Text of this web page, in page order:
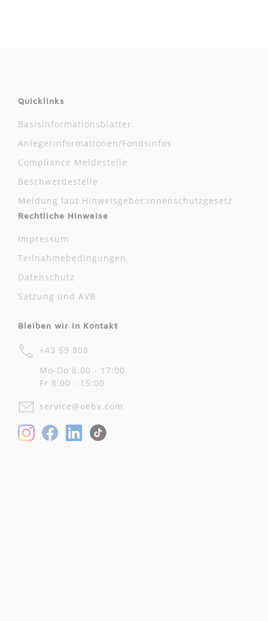
Quicklinks
Basisinformationsblätter
Anlegerinformationen/Fondsinfos
Compliance Meldestelle
Beschwerdestelle
Meldung laut Hinweisgeber:innenschutzgesetz
Rechtliche Hinweise
Impressum
Teilnahmebedingungen
Datenschutz
Satzung und AVB
Bleiben wir in Kontakt
+43 59 808
Mo-Do 8:00 - 17:00
Fr 8:00 - 15:00
service@oebv.com
InstagramFacebookLinkedIn